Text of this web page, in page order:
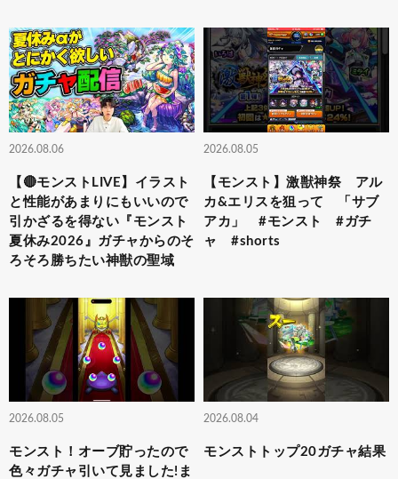
2026.08.06
【🔴モンストLIVE】イラスト
と性能があまりにもいいので
引かざるを得ない『モンスト
夏休み2026』ガチャからのそ
ろそろ勝ちたい神獣の聖域
2026.08.05
【モンスト】激獣神祭 アル
カ&エリスを狙って 「サブ
アカ」 #モンスト #ガチ
ャ #shorts
2026.08.05
モンスト！オーブ貯ったので
色々ガチャ引いて見ました!ま
2026.08.04
モンストトップ20ガチャ結果